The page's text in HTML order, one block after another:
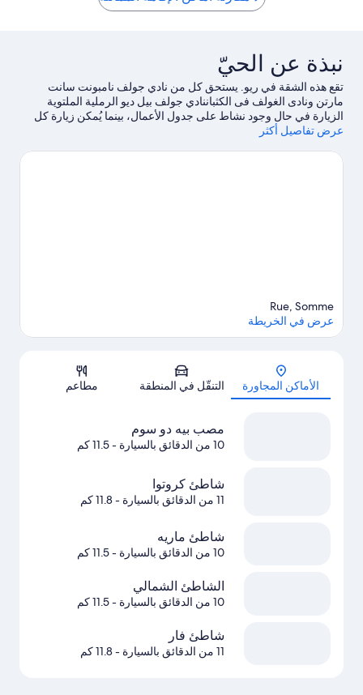
نبذة عن الحيّ
تقع هذه الشقة في ريو. يستحق كل من نادي جولف نامبونت سانت
مارتن ونادى الغولف فى الكثباننادي جولف بيل ديو الرملية الملتوية
الزيارة في حال وجود نشاط على جدول الأعمال، بينما يُمكن زيارة كل
من شاطئ بيرك وحديقة الطيور دو ماركونتريه لمن يرغبون في
عرض تفاصيل أكثر
الخريطة
Rue, Somme
عرض في الخريطة
الأماكن المجاورة التنقّل في المنطقة مطاعم
مصب بيه دو سوم
10 من الدقائق بالسيارة - 11.5 كم
شاطئ كروتوا
11 من الدقائق بالسيارة - 11.8 كم
شاطئ ماريه
10 من الدقائق بالسيارة - 11.5 كم
الشاطئ الشمالي
10 من الدقائق بالسيارة - 11.5 كم
شاطئ فار
11 من الدقائق بالسيارة - 11.8 كم